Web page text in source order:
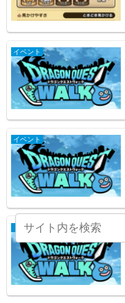
イベント
イベント
ドラクエウォーク